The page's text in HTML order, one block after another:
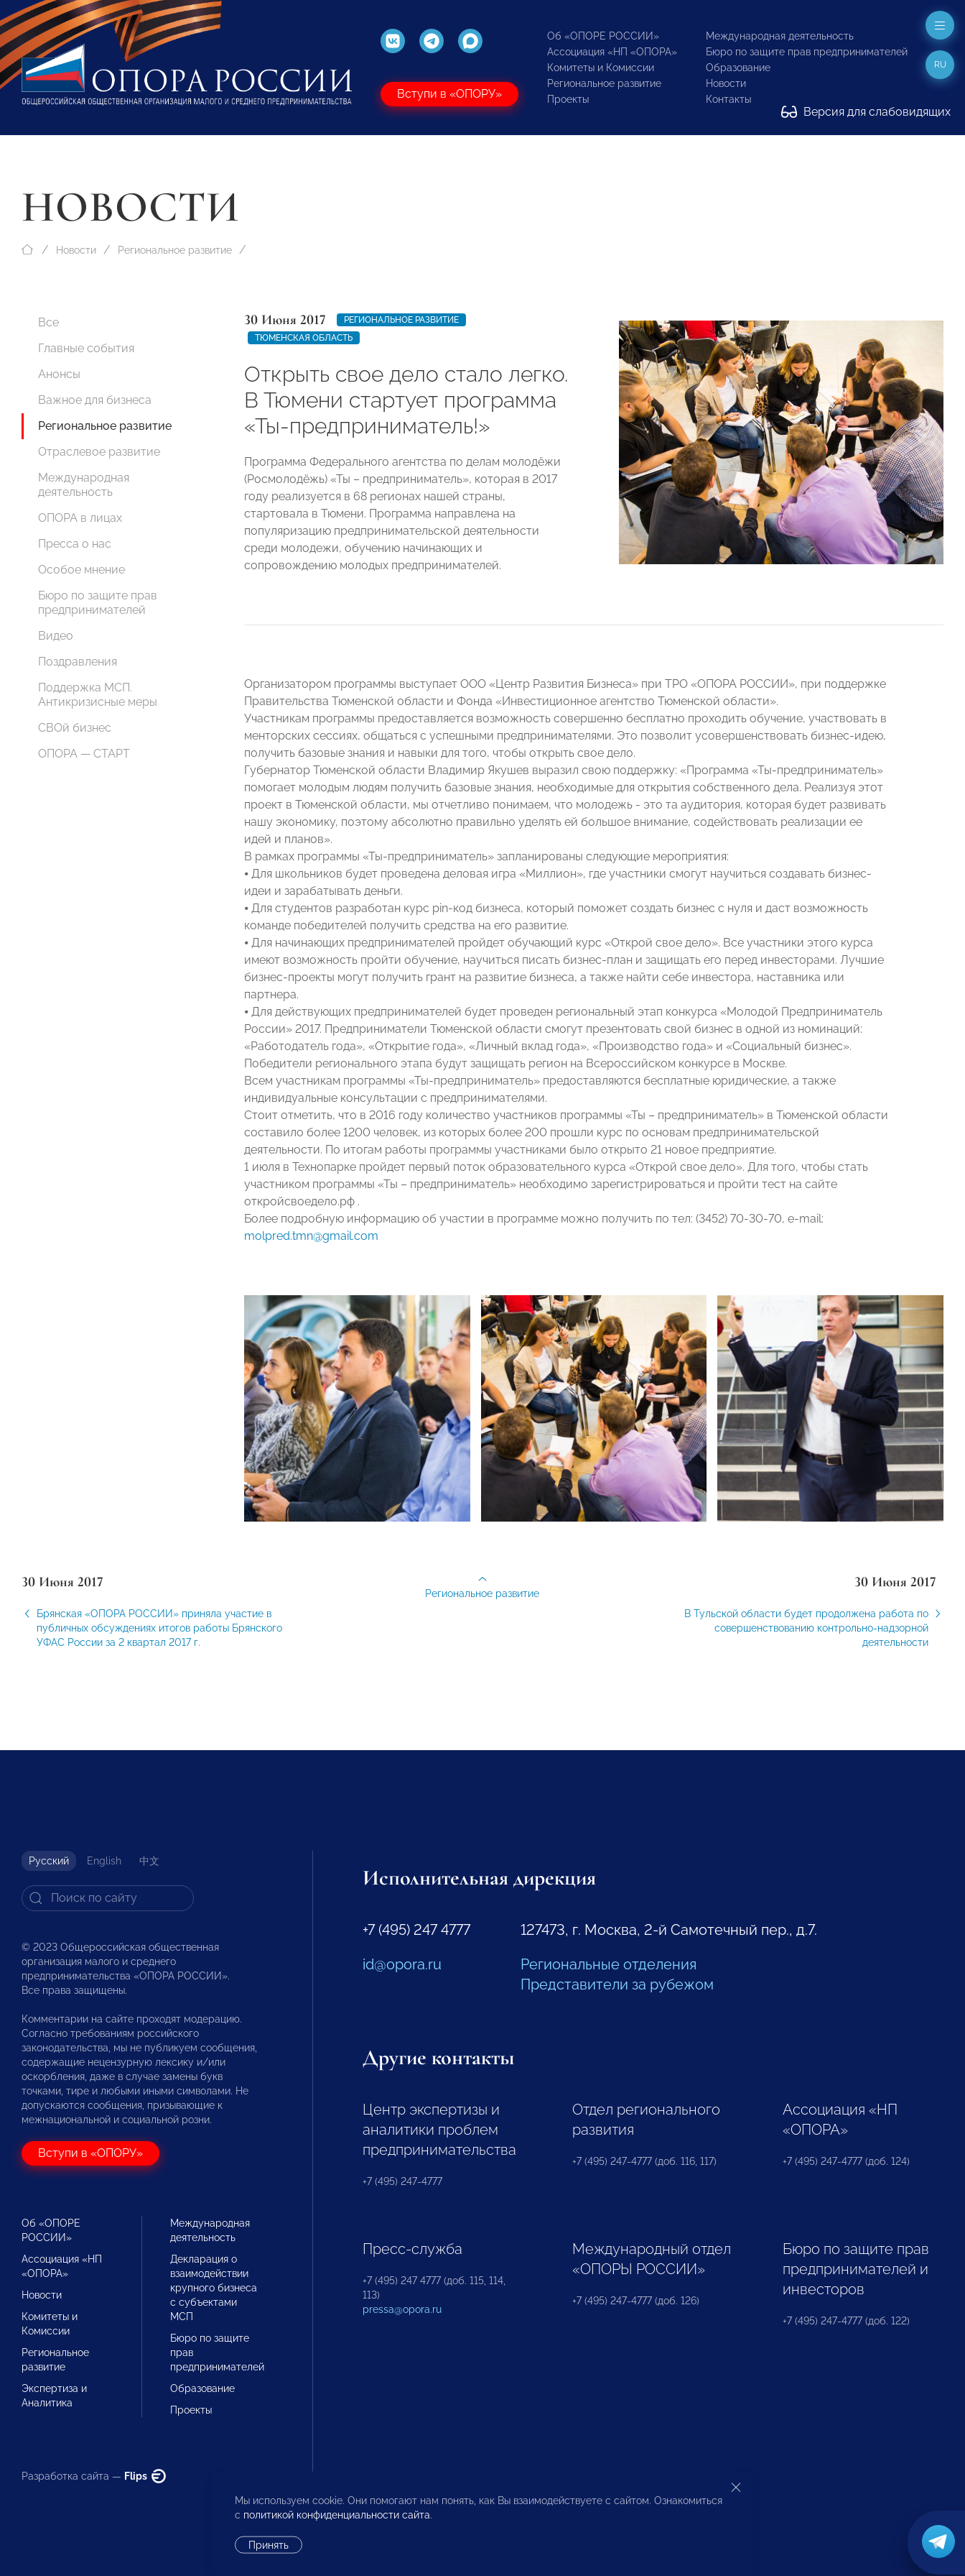
Вступи в «ОПОРУ»
Об «ОПОРЕ РОССИИ»
Ассоциация «НП «ОПОРА»
Комитеты и Комиссии
Региональное развитие
Проекты
Международная деятельность
Бюро по защите прав предпринимателей
Образование
Новости
Контакты
Версия для слабовидящих
RU
НОВОСТИ
Новости Региональное развитие
Все
Главные события
Анонсы
Важное для бизнеса
Региональное развитие
Отраслевое развитие
Международная
деятельность
ОПОРА в лицах
Пресса о нас
Особое мнение
Бюро по защите прав
предпринимателей
Видео
Поздравления
Поддержка МСП.
Антикризисные меры
СВОй бизнес
ОПОРА — СТАРТ
30 Июня 2017
РЕГИОНАЛЬНОЕ РАЗВИТИЕ
ТЮМЕНСКАЯ ОБЛАСТЬ
Открыть свое дело стало легко.
В Тюмени стартует программа
«Ты-предприниматель!»
Программа Федерального агентства по делам молодёжи
(Росмолодёжь) «Ты – предприниматель», которая в 2017
году реализуется в 68 регионах нашей страны,
стартовала в Тюмени. Программа направлена на
популяризацию предпринимательской деятельности
среди молодежи, обучению начинающих и
сопровождению молодых предпринимателей.
Организатором программы выступает ООО «Центр Развития Бизнеса» при ТРО «ОПОРА РОССИИ», при поддержке
Правительства Тюменской области и Фонда «Инвестиционное агентство Тюменской области».
Участникам программы предоставляется возможность совершенно бесплатно проходить обучение, участвовать в
менторских сессиях, общаться с успешными предпринимателями. Это позволит усовершенствовать бизнес-идею,
получить базовые знания и навыки для того, чтобы открыть свое дело.
Губернатор Тюменской области Владимир Якушев выразил свою поддержку: «Программа «Ты-предприниматель»
помогает молодым людям получить базовые знания, необходимые для открытия собственного дела. Реализуя этот
проект в Тюменской области, мы отчетливо понимаем, что молодежь - это та аудитория, которая будет развивать
нашу экономику, поэтому абсолютно правильно уделять ей большое внимание, содействовать реализации ее
идей и планов».
В рамках программы «Ты-предприниматель» запланированы следующие мероприятия:
⦁ Для школьников будет проведена деловая игра «Миллион», где участники смогут научиться создавать бизнес-
идеи и зарабатывать деньги.
⦁ Для студентов разработан курс pin-код бизнеса, который поможет создать бизнес с нуля и даст возможность
команде победителей получить средства на его развитие.
⦁ Для начинающих предпринимателей пройдет обучающий курс «Открой свое дело». Все участники этого курса
имеют возможность пройти обучение, научиться писать бизнес-план и защищать его перед инвесторами. Лучшие
бизнес-проекты могут получить грант на развитие бизнеса, а также найти себе инвестора, наставника или
партнера.
⦁ Для действующих предпринимателей будет проведен региональный этап конкурса «Молодой Предприниматель
России» 2017. Предприниматели Тюменской области смогут презентовать свой бизнес в одной из номинаций:
«Работодатель года», «Открытие года», «Личный вклад года», «Производство года» и «Социальный бизнес».
Победители регионального этапа будут защищать регион на Всероссийском конкурсе в Москве.
Всем участникам программы «Ты-предприниматель» предоставляются бесплатные юридические, а также
индивидуальные консультации с предпринимателями.
Стоит отметить, что в 2016 году количество участников программы «Ты – предприниматель» в Тюменской области
составило более 1200 человек, из которых более 200 прошли курс по основам предпринимательской
деятельности. По итогам работы программы участниками было открыто 21 новое предприятие.
1 июля в Технопарке пройдет первый поток образовательного курса «Открой свое дело». Для того, чтобы стать
участником программы «Ты – предприниматель» необходимо зарегистрироваться и пройти тест на сайте
откройсвоедело.рф .
Более подробную информацию об участии в программе можно получить по тел: (3452) 70-30-70, e-mail:
molpred.tmn@gmail.com
30 Июня 2017
Брянская «ОПОРА РОССИИ» приняла участие в
публичных обсуждениях итогов работы Брянского
УФАС России за 2 квартал 2017 г.
30 Июня 2017
В Тульской области будет продолжена работа по
совершенствованию контрольно-надзорной
деятельности
Региональное развитие
Русский English 中文
© 2023 Общероссийская общественная
организация малого и среднего
предпринимательства «ОПОРА РОССИИ».
Все права защищены.
Комментарии на сайте проходят модерацию.
Согласно требованиям российского
законодательства, мы не публикуем сообщения,
содержащие нецензурную лексику и/или
оскорбления, даже в случае замены букв
точками, тире и любыми иными символами. Не
допускаются сообщения, призывающие к
межнациональной и социальной розни.
Вступи в «ОПОРУ»
Об «ОПОРЕ
РОССИИ»
Ассоциация «НП
«ОПОРА»
Новости
Комитеты и
Комиссии
Региональное
развитие
Экспертиза и
Аналитика
Международная
деятельность
Декларация о
взаимодействии
крупного бизнеса
с субъектами
МСП
Бюро по защите
прав
предпринимателей
Образование
Проекты
Разработка сайта — Flips
Исполнительная дирекция
+7 (495) 247 4777
id@opora.ru
127473, г. Москва, 2-й Самотечный пер., д.7.
Региональные отделения
Представители за рубежом
Другие контакты
Центр экспертизы и
аналитики проблем
предпринимательства
+7 (495) 247-4777
Отдел регионального
развития
+7 (495) 247-4777 (доб. 116, 117)
Ассоциация «НП
«ОПОРА»
+7 (495) 247-4777 (доб. 124)
Пресс-служба
+7 (495) 247 4777 (доб. 115, 114,
113)
pressa@opora.ru
Международный отдел
«ОПОРЫ РОССИИ»
+7 (495) 247-4777 (доб. 126)
Бюро по защите прав
предпринимателей и
инвесторов
+7 (495) 247-4777 (доб. 122)
Мы используем cookie. Они помогают нам понять, как Вы взаимодействуете с сайтом. Ознакомиться
с политикой конфиденциальности сайта.
Принять